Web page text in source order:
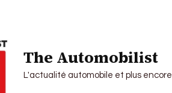
The Automobilist
L'actualité automobile et plus encore